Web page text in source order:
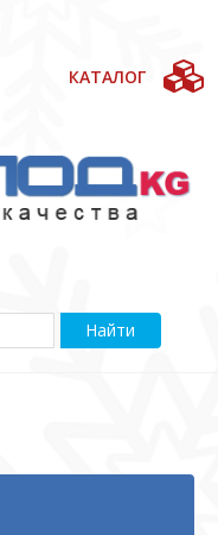
КАТАЛОГ
Найти